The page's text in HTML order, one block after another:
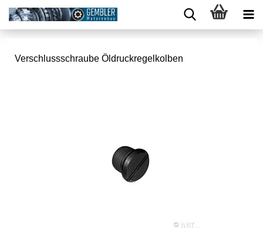
Verschlussschraube Öldruckregelkolben